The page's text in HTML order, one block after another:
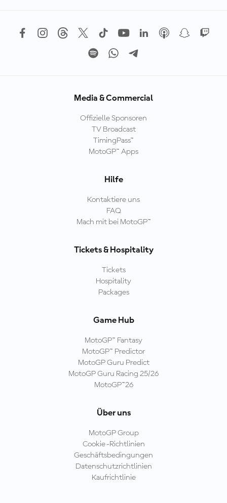
Media & Commercial
Offizielle Sponsoren
TV Broadcast
TimingPass™
MotoGP™ Apps
Hilfe
Kontaktiere uns
FAQ
Mach mit bei MotoGP™
Tickets & Hospitality
Tickets
Hospitality
Packages
Game Hub
MotoGP™ Fantasy
MotoGP™ Predictor
MotoGP Guru Predict
MotoGP Guru Racing 25/26
MotoGP™26
Über uns
MotoGP Group
Cookie-Richtlinien
Geschäftsbedingungen
Datenschutzrichtlinien
Kaufrichtlinie